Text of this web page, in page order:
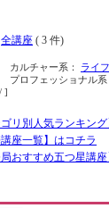
全講座 ( 3 件)
カルチャー系： ライ
プロフェッショナル系
/ ]
ゴリ別人気ランキン
講座一覧】はコチラ
局おすすめ五つ星講